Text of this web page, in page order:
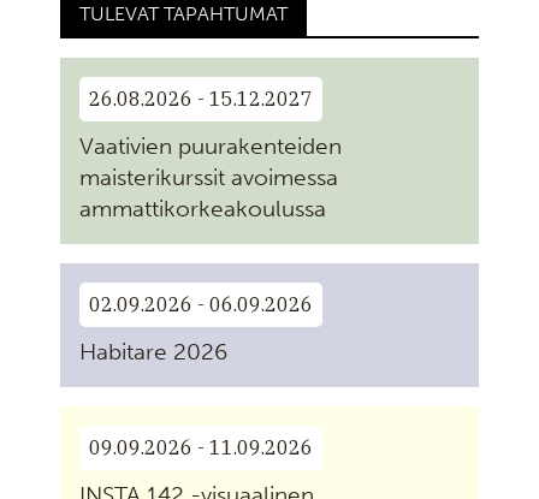
TULEVAT TAPAHTUMAT
26.08.2026 - 15.12.2027
Vaativien puurakenteiden
maisterikurssit avoimessa
ammattikorkeakoulussa
02.09.2026 - 06.09.2026
Habitare 2026
09.09.2026 - 11.09.2026